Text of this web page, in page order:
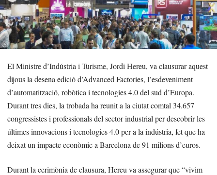
El Ministre d’Indústria i Turisme, Jordi Hereu, va clausurar aquest
dijous la desena edició d’Advanced Factories, l’esdeveniment
d’automatització, robòtica i tecnologies 4.0 del sud d’Europa.
Durant tres dies, la trobada ha reunit a la ciutat comtal 34.657
congressistes i professionals del sector industrial per descobrir les
últimes innovacions i tecnologies 4.0 per a la indústria, fet que ha
deixat un impacte econòmic a Barcelona de 91 milions d’euros.
Durant la cerimònia de clausura, Hereu va assegurar que “vivim